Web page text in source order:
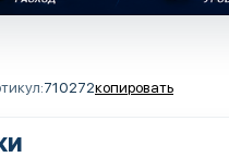
710272копировать